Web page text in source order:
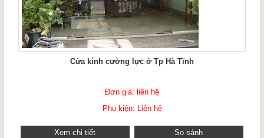
Cửa kính cường lực ở Tp Hà Tĩnh
Đơn giá: liên hệ
Phụ kiện: Liên hệ
Xem chi tiết So sánh